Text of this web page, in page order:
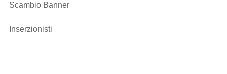
Scambio Banner
Inserzionisti